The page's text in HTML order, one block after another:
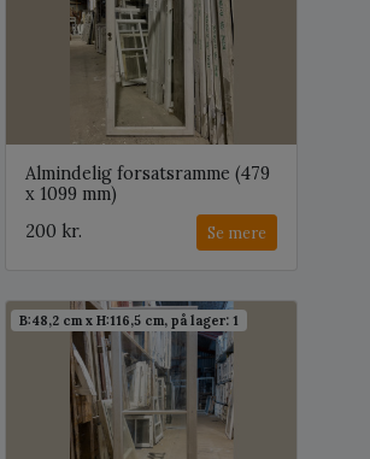
Almindelig forsatsramme (479
x 1099 mm)
200 kr.
Se mere
B:48,2 cm x H:116,5 cm, på lager: 1